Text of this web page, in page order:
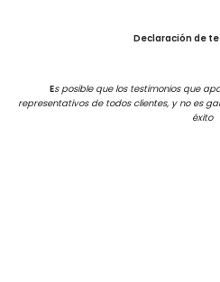
Declaración de
Es posible que los testimonios que
representativos de todos clientes, y no es
éxito